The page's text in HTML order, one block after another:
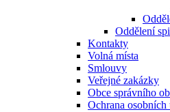
Oddělení
Kontakty
Volná místa
Smlouvy
Veřejné zakázky
Obce správního
Ochrana